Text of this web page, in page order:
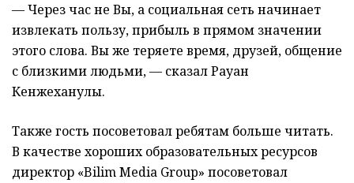
— Через час не Вы, а социальная сеть начинает
извлекать пользу, прибыль в прямом значении
этого слова. Вы же теряете время, друзей, общение
с близкими людьми, — сказал Рауан
Кенжеханулы.
Также гость посоветовал ребятам больше читать.
В качестве хороших образовательных ресурсов
директор «Bilim Media Group» посоветовал